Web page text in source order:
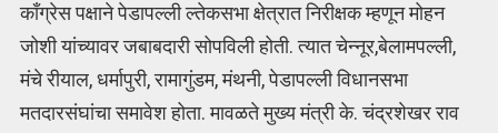
कॉंग्रेस पक्षाने पेडापल्ली ल्तेकसभा क्षेत्रात निरीक्षक म्हणून मोहन
जोशी यांच्यावर जबाबदारी सोपविली होती. त्यात चेन्नूर,बेलामपल्ली,
मंचे रीयाल, धर्मापुरी, रामागुंडम, मंथनी, पेडापल्ली विधानसभा
मतदारसंघांचा समावेश होता. मावळते मुख्य मंत्री के. चंद्रशेखर राव